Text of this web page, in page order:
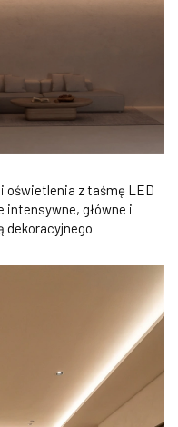
oświetlenia z taśmę LED
intensywne, główne i
dekoracyjnego